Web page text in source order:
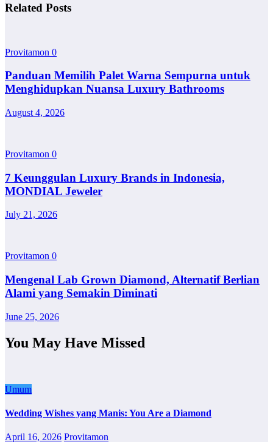
Related Posts
Provitamon 0
Panduan Memilih Palet Warna Sempurna untuk
Menghidupkan Nuansa Luxury Bathrooms
August 4, 2026
Provitamon 0
7 Keunggulan Luxury Brands in Indonesia,
MONDIAL Jeweler
July 21, 2026
Provitamon 0
Mengenal Lab Grown Diamond, Alternatif Berlian
Alami yang Semakin Diminati
June 25, 2026
You May Have Missed
Umum
Wedding Wishes yang Manis: You Are a Diamond
April 16, 2026 Provitamon